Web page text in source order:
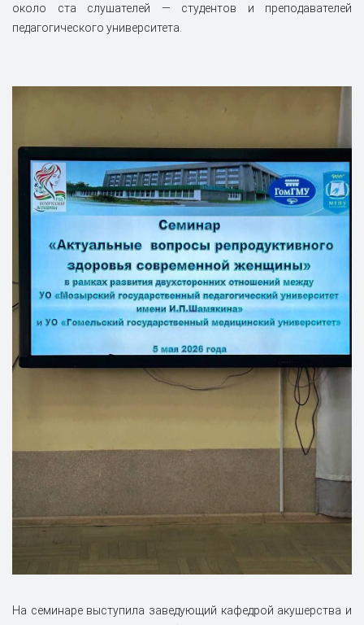
около ста слушателей — студентов и преподавателей
педагогического университета.
На семинаре выступила заведующий кафедрой акушерства и